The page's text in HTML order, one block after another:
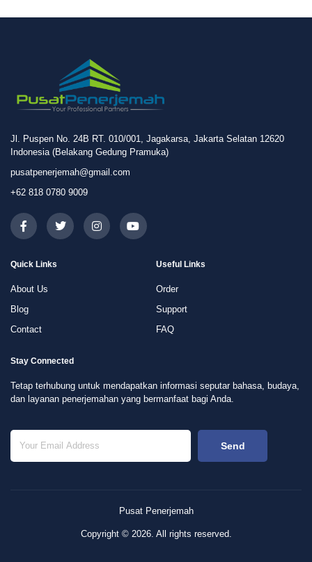
Jl. Puspen No. 24B RT. 010/001, Jagakarsa, Jakarta Selatan 12620
Indonesia (Belakang Gedung Pramuka)
pusatpenerjemah@gmail.com
+62 818 0780 9009
Quick Links
About Us
Blog
Contact
Useful Links
Order
Support
FAQ
Stay Connected
Tetap terhubung untuk mendapatkan informasi seputar bahasa, budaya,
dan layanan penerjemahan yang bermanfaat bagi Anda.
Send
Pusat Penerjemah
Copyright © 2026. All rights reserved.